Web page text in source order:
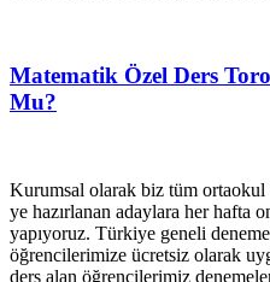
Matematik Özel Ders
Mu?
Kurumsal olarak biz tüm
ye hazırlanan adaylara her hafta
yapıyoruz. Türkiye geneli
öğrencilerimize ücretsiz olarak
ders alan öğrencilerimiz